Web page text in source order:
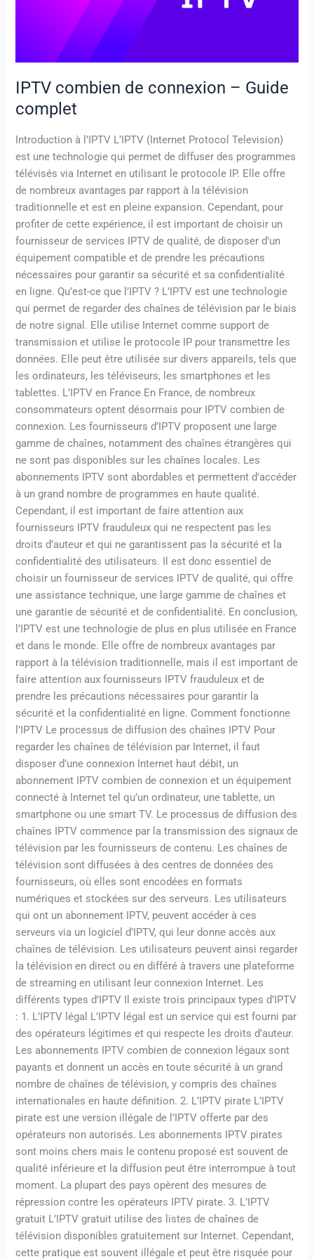
IPTV combien de connexion – Guide
complet
Introduction à l’IPTV L’IPTV (Internet Protocol Television)
est une technologie qui permet de diffuser des programmes
télévisés via Internet en utilisant le protocole IP. Elle offre
de nombreux avantages par rapport à la télévision
traditionnelle et est en pleine expansion. Cependant, pour
profiter de cette expérience, il est important de choisir un
fournisseur de services IPTV de qualité, de disposer d’un
équipement compatible et de prendre les précautions
nécessaires pour garantir sa sécurité et sa confidentialité
en ligne. Qu’est-ce que l’IPTV ? L’IPTV est une technologie
qui permet de regarder des chaînes de télévision par le biais
de notre signal. Elle utilise Internet comme support de
transmission et utilise le protocole IP pour transmettre les
données. Elle peut être utilisée sur divers appareils, tels que
les ordinateurs, les téléviseurs, les smartphones et les
tablettes. L’IPTV en France En France, de nombreux
consommateurs optent désormais pour IPTV combien de
connexion. Les fournisseurs d’IPTV proposent une large
gamme de chaînes, notamment des chaînes étrangères qui
ne sont pas disponibles sur les chaînes locales. Les
abonnements IPTV sont abordables et permettent d’accéder
à un grand nombre de programmes en haute qualité.
Cependant, il est important de faire attention aux
fournisseurs IPTV frauduleux qui ne respectent pas les
droits d’auteur et qui ne garantissent pas la sécurité et la
confidentialité des utilisateurs. Il est donc essentiel de
choisir un fournisseur de services IPTV de qualité, qui offre
une assistance technique, une large gamme de chaînes et
une garantie de sécurité et de confidentialité. En conclusion,
l’IPTV est une technologie de plus en plus utilisée en France
et dans le monde. Elle offre de nombreux avantages par
rapport à la télévision traditionnelle, mais il est important de
faire attention aux fournisseurs IPTV frauduleux et de
prendre les précautions nécessaires pour garantir la
sécurité et la confidentialité en ligne. Comment fonctionne
l’IPTV Le processus de diffusion des chaînes IPTV Pour
regarder les chaînes de télévision par Internet, il faut
disposer d’une connexion Internet haut débit, un
abonnement IPTV combien de connexion et un équipement
connecté à Internet tel qu’un ordinateur, une tablette, un
smartphone ou une smart TV. Le processus de diffusion des
chaînes IPTV commence par la transmission des signaux de
télévision par les fournisseurs de contenu. Les chaînes de
télévision sont diffusées à des centres de données des
fournisseurs, où elles sont encodées en formats
numériques et stockées sur des serveurs. Les utilisateurs
qui ont un abonnement IPTV, peuvent accéder à ces
serveurs via un logiciel d’IPTV, qui leur donne accès aux
chaînes de télévision. Les utilisateurs peuvent ainsi regarder
la télévision en direct ou en différé à travers une plateforme
de streaming en utilisant leur connexion Internet. Les
différents types d’IPTV Il existe trois principaux types d’IPTV
: 1. L’IPTV légal L’IPTV légal est un service qui est fourni par
des opérateurs légitimes et qui respecte les droits d’auteur.
Les abonnements IPTV combien de connexion légaux sont
payants et donnent un accès en toute sécurité à un grand
nombre de chaînes de télévision, y compris des chaînes
internationales en haute définition. 2. L’IPTV pirate L’IPTV
pirate est une version illégale de l’IPTV offerte par des
opérateurs non autorisés. Les abonnements IPTV pirates
sont moins chers mais le contenu proposé est souvent de
qualité inférieure et la diffusion peut être interrompue à tout
moment. La plupart des pays opèrent des mesures de
répression contre les opérateurs IPTV pirate. 3. L’IPTV
gratuit L’IPTV gratuit utilise des listes de chaînes de
télévision disponibles gratuitement sur Internet. Cependant,
cette pratique est souvent illégale et peut être risquée pour